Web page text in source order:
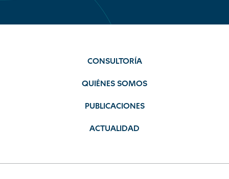
CONSULTORÍA
QUIÉNES SOMOS
PUBLICACIONES
ACTUALIDAD